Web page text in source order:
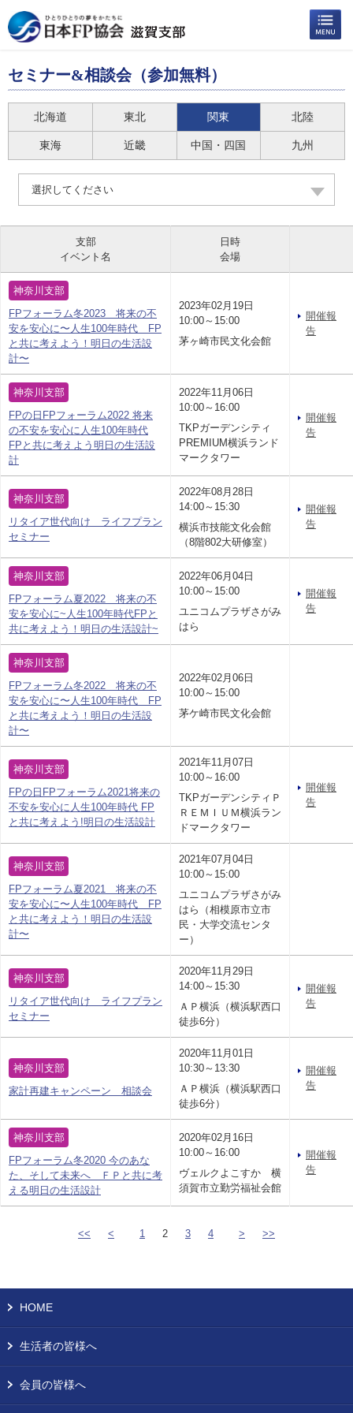
セミナー&相談会（参加無料）
北海道 東北 関東 北陸
東海 近畿 中国・四国 九州
選択してください
支部
イベント名
日時
会場
神奈川支部
FPフォーラム冬2023 将来の不
安を安心に〜人生100年時代 FP
と共に考えよう！明日の生活設
計〜
2023年02月19日
10:00～15:00
茅ヶ崎市民文化会館
開催報
告
神奈川支部
FPの日FPフォーラム2022 将来
の不安を安心に人生100年時代
FPと共に考えよう明日の生活設
計
2022年11月06日
10:00～16:00
TKPガーデンシティ
PREMIUM横浜ランド
マークタワー
開催報
告
神奈川支部
リタイア世代向け ライフプラン
セミナー
2022年08月28日
14:00～15:30
横浜市技能文化会館
（8階802大研修室）
開催報
告
神奈川支部
FPフォーラム夏2022 将来の不
安を安心に~人生100年時代FPと
共に考えよう！明日の生活設計~
2022年06月04日
10:00～15:00
ユニコムプラザさがみ
はら
開催報
告
神奈川支部
FPフォーラム冬2022 将来の不
安を安心に〜人生100年時代 FP
と共に考えよう！明日の生活設
計〜
2022年02月06日
10:00～15:00
茅ケ崎市民文化会館
神奈川支部
FPの日FPフォーラム2021将来の
不安を安心に人生100年時代 FP
と共に考えよう!明日の生活設計
2021年11月07日
10:00～16:00
TKPガーデンシティＰ
ＲＥＭＩＵＭ横浜ラン
ドマークタワー
開催報
告
神奈川支部
FPフォーラム夏2021 将来の不
安を安心に〜人生100年時代 FP
と共に考えよう！明日の生活設
計〜
2021年07月04日
10:00～15:00
ユニコムプラザさがみ
はら（相模原市立市
民・大学交流センタ
ー）
神奈川支部
リタイア世代向け ライフプラン
セミナー
2020年11月29日
14:00～15:30
ＡＰ横浜（横浜駅西口
徒歩6分）
開催報
告
神奈川支部
家計再建キャンペーン 相談会
2020年11月01日
10:30～13:30
ＡＰ横浜（横浜駅西口
徒歩6分）
開催報
告
神奈川支部
FPフォーラム冬2020 今のあな
た、そして未来へ ＦＰと共に考
える明日の生活設計
2020年02月16日
10:00～16:00
ヴェルクよこすか 横
須賀市立勤労福祉会館
開催報
告
<< < 1 2 3 4 > >>
HOME
生活者の皆様へ
会員の皆様へ